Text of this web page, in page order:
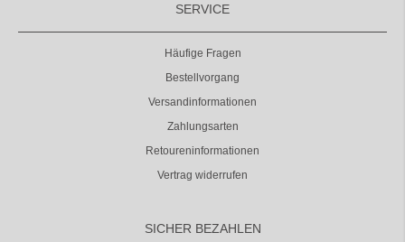
SERVICE
Häufige Fragen
Bestellvorgang
Versandinformationen
Zahlungsarten
Retoureninformationen
Vertrag widerrufen
SICHER BEZAHLEN